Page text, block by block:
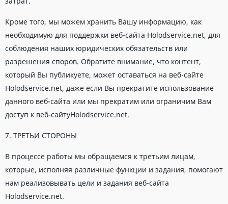
Кроме того, мы можем хранить Вашу информацию, как
необходимую для поддержки веб-сайта Holodservice.net, для
соблюдения наших юридических обязательств или
разрешения споров. Обратите внимание, что контент,
который Вы публикуете, может оставаться на веб-сайте
Holodservice.net, даже если Вы прекратите использование
данного веб-сайта или мы прекратим или ограничим Вам
доступ к веб-сайтуHolodservice.net.
7. ТРЕТЬИ СТОРОНЫ
В процессе работы мы обращаемся к третьим лицам,
которые, исполняя различные функции и задания, помогают
нам реализовывать цели и задания веб-сайта
Holodservice.net.